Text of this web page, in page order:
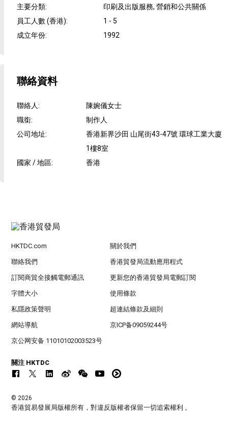
主要分類:
印刷及出版服務, 營銷和公共關係
員工人數 (香港):
1 - 5
成立年份: 1992
聯絡資料
聯絡人:
陳婉儀女士
職銜:
制作人
公司地址:
香港新界沙田 山尾街43-47號 環球工業大廈
1樓8室
國家 / 地區: 香港
HKTDC.com 關於我們
聯絡我們 香港貿發局流動應用程式
訂閱商貿全接觸電郵通訊 更新您的香港貿發局電郵訂閱
字體大小 使用條款
私隱政策聲明 超連結條款及細則
網站導航 京ICP备09059244号
京公网安备 11010102003523号
關注 HKTDC
© 2026
香港貿易發展局版權所有，對違反版權者保留一切追索權利 。